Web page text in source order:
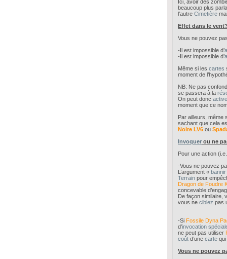
Ici, avoir des
beaucoup plus
l’autre Cimetière
Effet dans le
Vous ne pouvez
-Il est impossible d’
-Il est impossible d’
Même si les cartes
moment de
NB: Ne pas
se passera à la
On peut donc
moment que ce
Par ailleurs, même
sachant que cela
Noire LV6 ou
Invoquer ou ne
Pour une action
-Vous ne pouvez
L’argument « bannir
Terrain pour
Dragon de Foudre
concevable
De façon similaire,
vous ne ciblez pas
-Si Fossile Dyna
d’invocation
ne peut pas utiliser
coût d’une carte
Vous ne pouvez